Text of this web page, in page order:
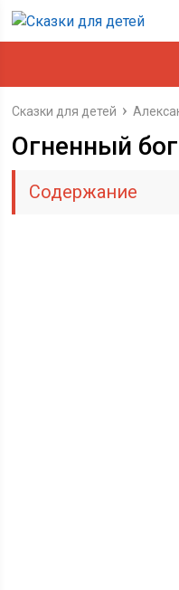
Сказки для детей
Огненный
Содержание